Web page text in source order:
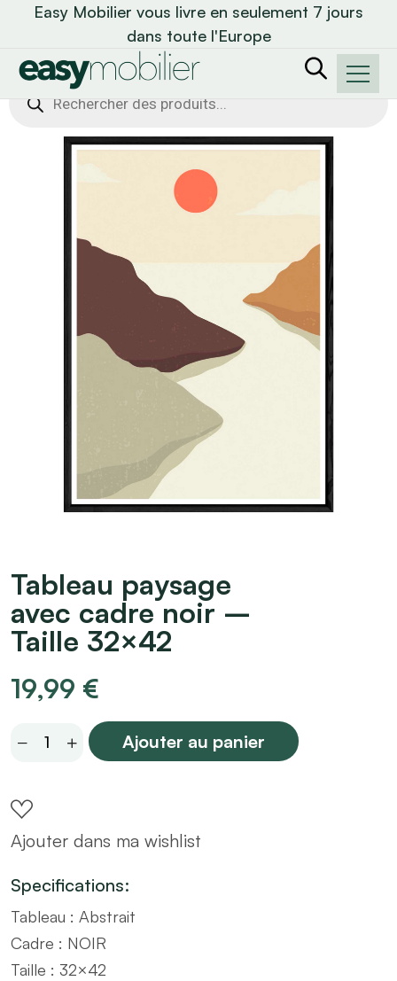
Easy Mobilier vous livre en seulement 7 jours
dans toute l'Europe
Recherche
de
Tableau paysage
avec cadre noir –
Taille 32×42
19,99 €
Tableau
cadre
noir
Taille
32x42
quantity
Ajouter au panier
Ajouter dans ma wishlist
Specifications:
Tableau : Abstrait
Cadre : NOIR
Taille : 32×42